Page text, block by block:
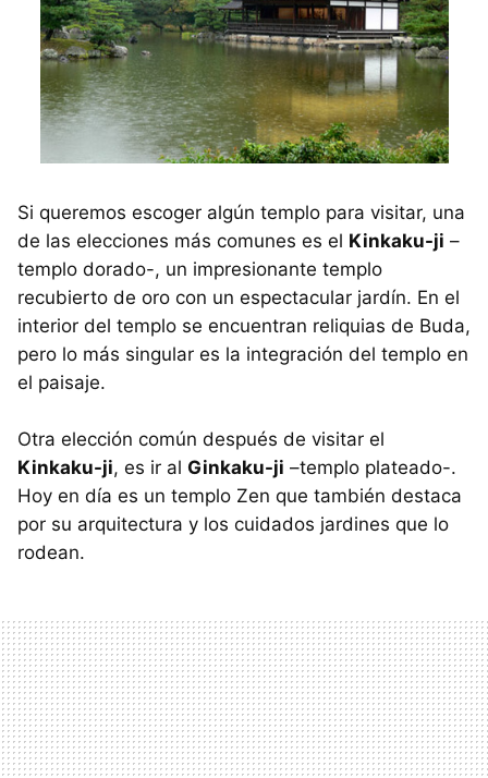
Si queremos escoger algún templo para visitar, una
de las elecciones más comunes es el Kinkaku-ji –
templo dorado-, un impresionante templo
recubierto de oro con un espectacular jardín. En el
interior del templo se encuentran reliquias de Buda,
pero lo más singular es la integración del templo en
el paisaje.
Otra elección común después de visitar el
Kinkaku-ji, es ir al Ginkaku-ji –templo plateado-.
Hoy en día es un templo Zen que también destaca
por su arquitectura y los cuidados jardines que lo
rodean.